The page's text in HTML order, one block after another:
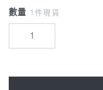
數量 1件現貨